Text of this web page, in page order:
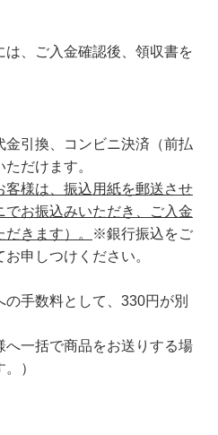
、ご入金確認後、領収書を
金引換、コンビニ決済（前払
だけます。
客様は、振込用紙を郵送させ
お振込みいただき、ご入金
きます）。
※銀行振込をご
申しつけください。
手数料として、330円が別
へ一括で商品をお送りする場
）